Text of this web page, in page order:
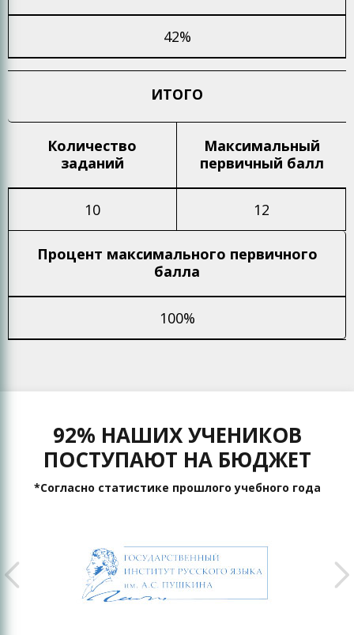
42%
ИТОГО
Количество
заданий
Максимальный
первичный балл
10 12
Процент максимального первичного
балла
100%
92% НАШИХ УЧЕНИКОВ
ПОСТУПАЮТ НА БЮДЖЕТ
*Согласно статистике прошлого учебного года